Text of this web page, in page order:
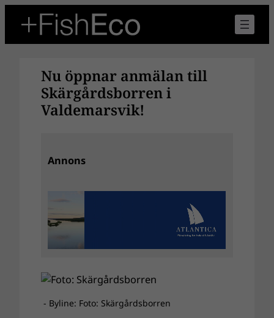
innehåll
Nu öppnar anmälan till
Skärgårdsborren i
Valdemarsvik!
Annons
- Byline: Foto: Skärgårdsborren